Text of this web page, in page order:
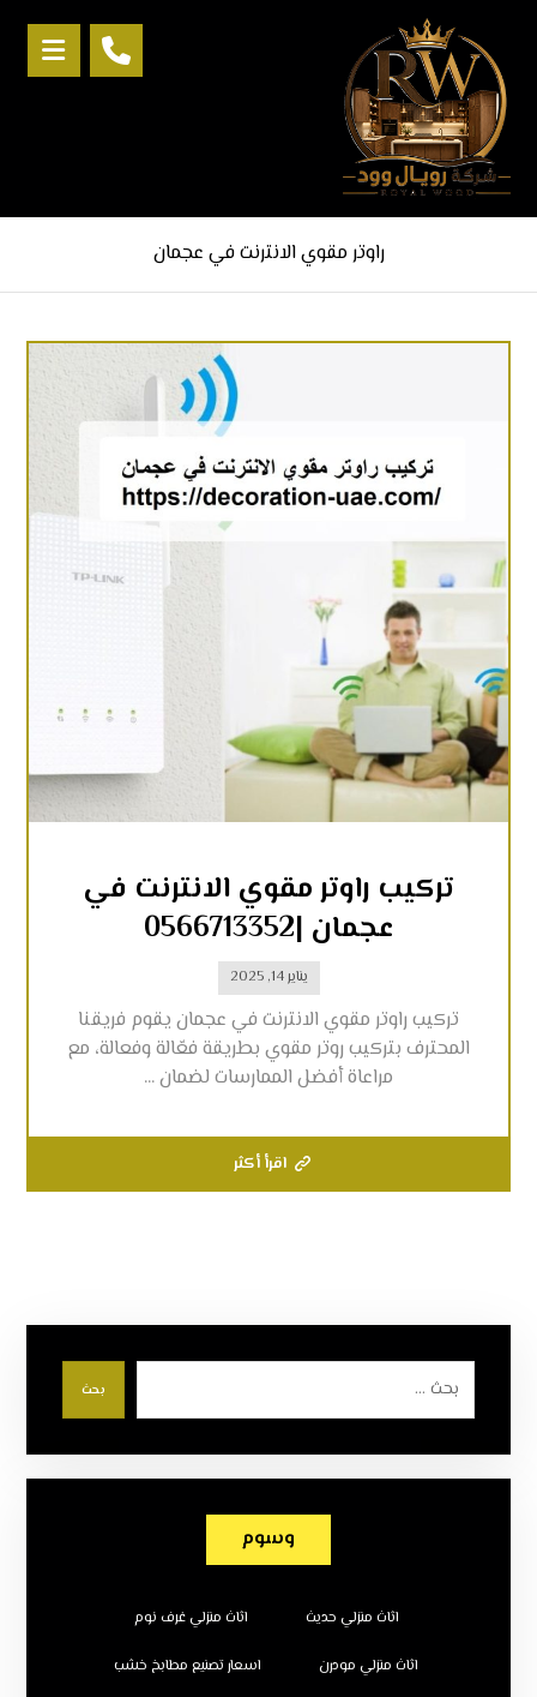
راوتر مقوي الانترنت في عجمان
تركيب راوتر مقوي الانترنت في
عجمان |0566713352
يناير 14, 2025
تركيب راوتر مقوي الانترنت في عجمان يقوم فريقنا
المحترف بتركيب روتر مقوي بطريقة فعّالة وفعالة، مع
مراعاة أفضل الممارسات لضمان ...
اقرأ أكثر
بحث
وسوم
اثاث منزلي حديث اثاث منزلي غرف نوم
اثاث منزلي مودرن اسعار تصنيع مطابخ خشب